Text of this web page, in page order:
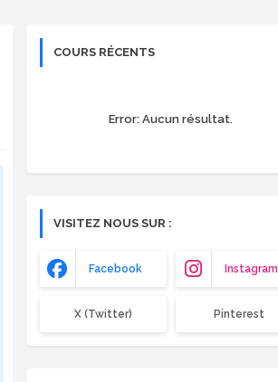
COURS RÉCENTS
Error: Aucun résultat.
VISITEZ NOUS SUR :
Facebook Instagram
X (Twitter) Pinterest